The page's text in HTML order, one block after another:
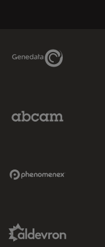
Genedata Link